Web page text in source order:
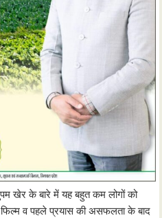
खेर के बारे में यह बहुत कम लोगों को
फिल्म व पहले प्रयास की असफलता के बाद